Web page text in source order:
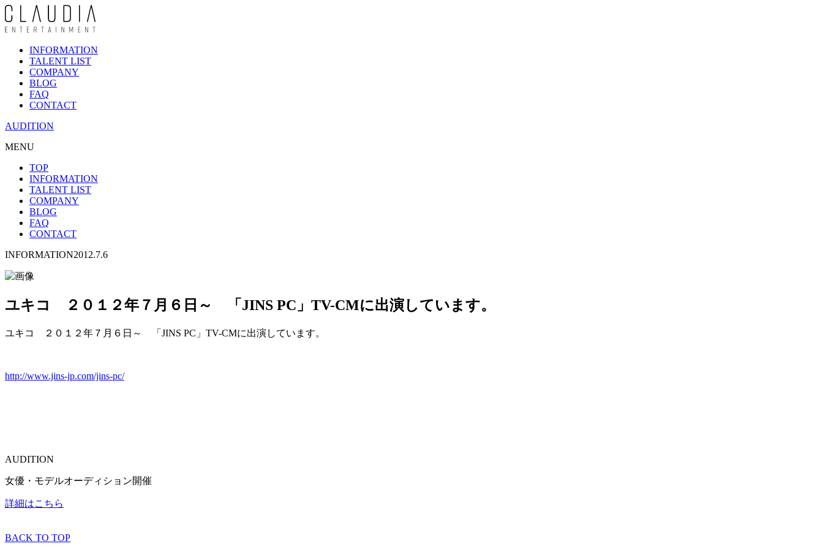
INFORMATION
TALENT LIST
COMPANY
BLOG
FAQ
CONTACT
AUDITION
MENU
TOP
INFORMATION
TALENT LIST
COMPANY
BLOG
FAQ
CONTACT
INFORMATION2012.7.6
ユキコ ２０１２年７月６日～ 「JINS PC」TV-CMに出演しています。
ユキコ ２０１２年 ７月６日～ 「JINS PC」TV-CMに出演しています。
http://www.jins-jp.com/jins-pc/
AUDITION
女優・モデルオーディション開催
詳細はこちら
BACK TO TOP